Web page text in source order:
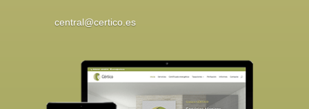
central@certico.es